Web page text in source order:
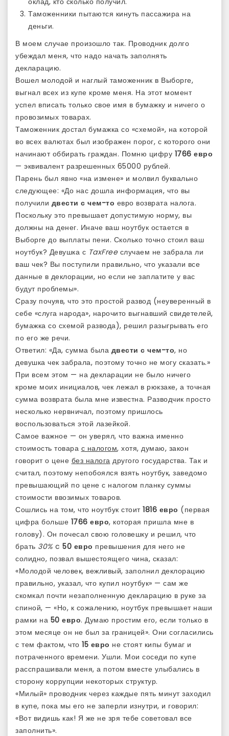
Таможенники пытаются кинуть пассажира на
деньги.
В моем случае произошло так. Проводник долго
убеждал меня, что надо начать заполнять
декларацию.
Вошел молодой и наглый таможенник в Выборге,
выгнал всех из купе кроме меня. На этот момент
успел вписать только свое имя в бумажку и ничего о
провозимых товарах.
Таможенник достал бумажка со «схемой», на которой
во всех валютах был изображен порог, с которого они
начинают оббирать граждан. Помню цифру 1766 евро
— эквивалент разрешенных 65000 рублей.
Парень был явно «на измене» и молвил буквально
следующее: «До нас дошла информация, что вы
получили двести с чем-то евро возврата налога.
Поскольку это превышает допустимую норму, вы
должны на денег. Иначе ваш ноутбук остается в
Выборге до выплаты пени. Сколько точно стоил ваш
ноутбук? Девушка с TaxFreeслучаем не забрала ли
ваш чек? Вы поступили правильно, что указали все
данные в деклорации, но если не заплатите у вас
будут проблемы».
Сразу почуяв, что это простой развод (неуверенный в
себе «слуга народа», нарочито выгнавший свидетелей,
бумажка со схемой развода), решил разыгрывать его
по его же речи.
Ответил: «Да, сумма была двести с чем-то, но
девушка чек забрала, поэтому точно не могу сказать.»
При всем этом — на декларации не было ничего
кроме моих инициалов, чек лежал в рюкзаке, а точная
сумма возврата была мне известна. Разводчик просто
несколько нервничал, поэтому пришлось
воспользоваться этой лазейкой.
Самое важное — он уверял, что важна именно
стоимость товара с налогом, хотя, думаю, закон
говорит о цене без налога другого государства. Так и
считал, поэтому непобоялся взять ноутбук, заведомо
превышающий по цене с налогом планку суммы
стоимости ввозимых товаров.
Сошлись на том, что ноутбук стоит 1816 евро (первая
цифра больше 1766 евро, которая пришла мне в
голову). Он почесал свою головешку и решил, что
брать 30% c 50 евро превышения для него не
солидно, позвал вышестоящего чина, сказал:
«Молодой человек, вежливый, заполнил деклорацию
правильно, указал, что купил ноутбук» — сам же
скомкал почти незаполненную декларацию в руке за
спиной, — «Но, к сожалению, ноутбук превышает наши
рамки на 50 евро. Думаю простим его, если только в
этом месяце он не был за границей». Они согласились
с тем фактом, что 15 евро не стоят кипы бумаг и
потраченного времени. Ушли. Мои соседи по купе
расспрашивали меня, а потом вместе улыбались в
сторону коррупции некоторых структур.
«Милый» проводник через каждые пять минут заходил
в купе, пока мы его не заперли изнутри, и говорил:
«Вот видишь как! Я же не зря тебе советовал все
заполнить».